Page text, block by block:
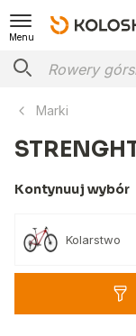
Menu
Marki
Kontynuuj wybór
Kolarstwo